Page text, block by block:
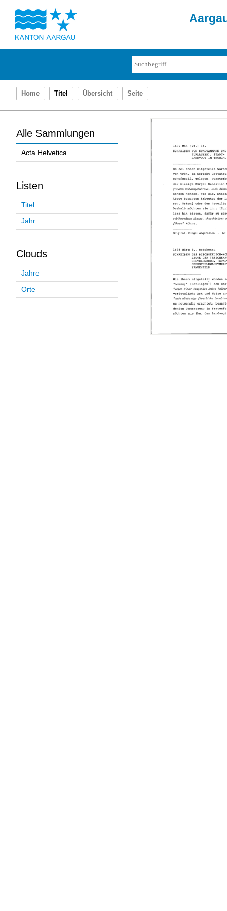
Home Titel Übersicht Seite
Alle Sammlungen
Acta Helvetica
Listen
Titel
Jahr
Clouds
Jahre
Orte